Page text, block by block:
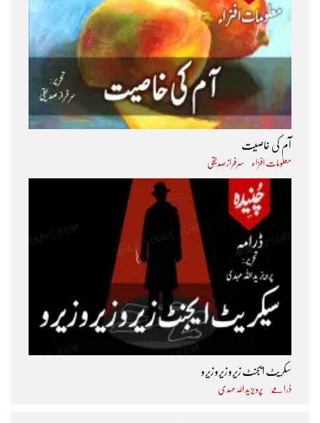
آم کی خاصیت
معلومات افزاء سرفراز صدیقی
سکریٹ ایجنٹ زیرو زیرو زیرو
ڈرامے پرویز ید اللہ مہدی